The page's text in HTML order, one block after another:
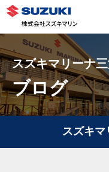
スズキマリーナ
ブログ
スズキマ